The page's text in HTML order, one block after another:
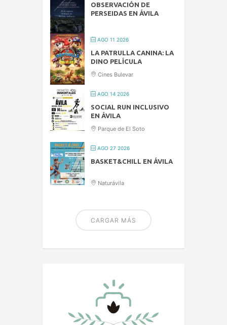
OBSERVACIÓN DE
PERSEIDAS EN ÁVILA
AGO 11 2026
LA PATRULLA CANINA: LA
DINO PELÍCULA
Cines Bulevar
AGO 14 2026
SOCIAL RUN INCLUSIVO
EN ÁVILA
Parque de El Soto
AGO 27 2026
BASKET&CHILL EN ÁVILA
Naturávila
CARGAR MÁS